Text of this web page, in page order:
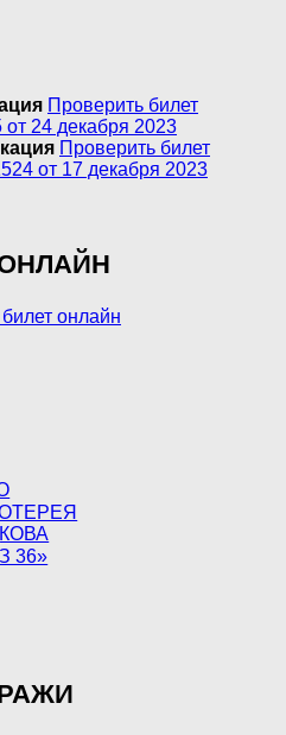
Проверить билет
24 декабря 2023
Проверить билет
от 17 декабря 2023
36»